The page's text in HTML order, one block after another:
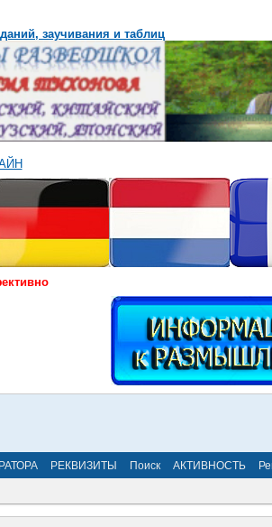
заучивания и таблиц
РЕКВИЗИТЫ Поиск АКТИВНОСТЬ